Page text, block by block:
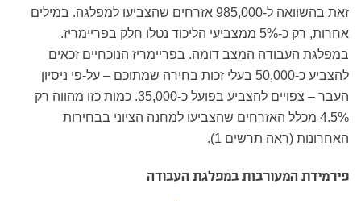
זאת בהשוואה ל-985,000 אזרחים שהצביעו למפלגה. במילים
אחרות, רק כ-5% ממצביעי הליכוד נטלו חלק בפריימריז.
במפלגת העבודה המצב דומה. בפריימריז הנוכחיים זכאים
להצביע כ-50,000 בעלי זכות בחירה שמתוכם – על-פי ניסיון
העבר – צפויים להצביע בפועל כ-35,000. כמות כזו מהווה רק
4.5% מכלל האזרחים שהצביעו למחנה הציוני בבחירות
האחרונות (ראה תרשים 1).
פירמידת המעורבוּת במפלגת העבודה